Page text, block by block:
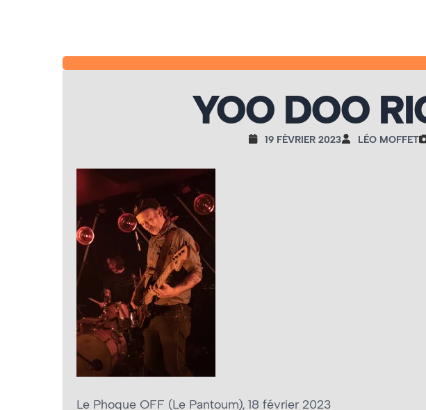
YOO DOO
19 FÉVRIER 2023 LÉO MOFFET
Le Phoque OFF (Le Pantoum), 18 février 2023